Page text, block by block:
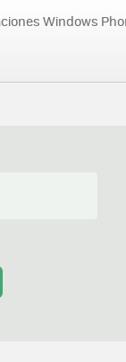
Windows